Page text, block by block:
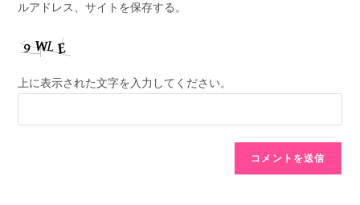
ルアドレス、サイトを保存する。
上に表示された文字を入力してください。